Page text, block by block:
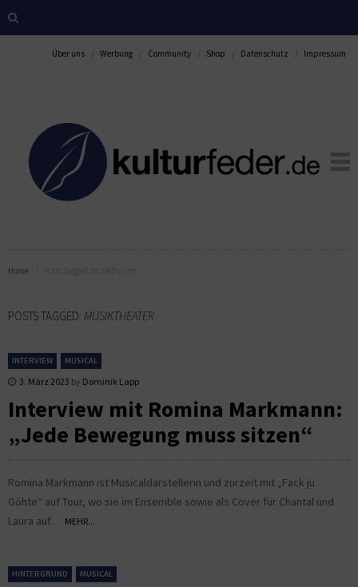
Über uns Werbung Community Shop Datenschutz Impressum
Home
POSTS TAGGED: MUSIKTHEATER
INTERVIEW MUSICAL
3. März 2023 by Dominik Lapp
Interview mit Romina Markmann:
„Jede Bewegung muss sitzen“
Romina Markmann ist Musicaldarstellerin und zurzeit mit „Fack ju
Göhte“ auf Tour, wo sie im Ensemble sowie als Cover für Chantal und
Laura auf...
MEHR...
HINTERGRUND MUSICAL